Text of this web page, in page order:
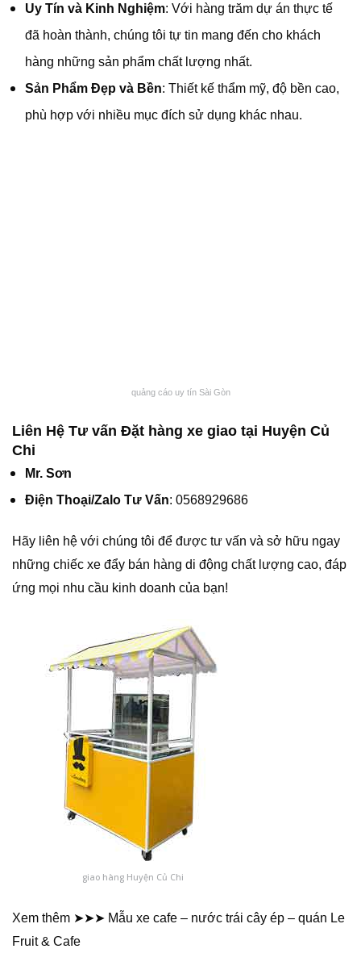
Uy Tín và Kinh Nghiệm: Với hàng trăm dự án thực tế
đã hoàn thành, chúng tôi tự tin mang đến cho khách
hàng những sản phẩm chất lượng nhất.
Sản Phẩm Đẹp và Bền: Thiết kế thẩm mỹ, độ bền cao,
phù hợp với nhiều mục đích sử dụng khác nhau.
quảng cáo uy tín Sài Gòn
Liên Hệ Tư vấn Đặt hàng xe giao tại Huyện Củ
Chi
Mr. Sơn
Điện Thoại/Zalo Tư Vấn: 0568929686
Hãy liên hệ với chúng tôi để được tư vấn và sở hữu ngay
những chiếc xe đẩy bán hàng di động chất lượng cao, đáp
ứng mọi nhu cầu kinh doanh của bạn!
giao hàng Huyện Củ Chi
Xem thêm ➤➤➤ Mẫu xe cafe – nước trái cây ép – quán Le
Fruit & Cafe